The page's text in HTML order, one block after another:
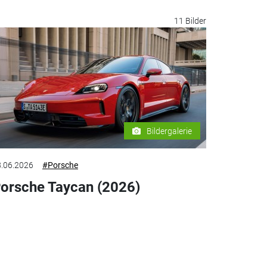
11 Bilder
Bildergalerie
#Porsche
Taycan (2026)